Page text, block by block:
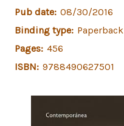
Pub date: 08/30/2016
Binding type: Paperback
Pages: 456
ISBN: 9788490627501